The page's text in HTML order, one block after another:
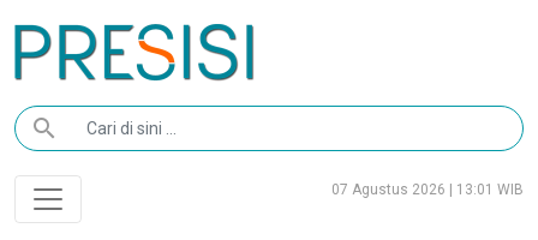
search
07 Agustus 2026 | 13:01 WIB